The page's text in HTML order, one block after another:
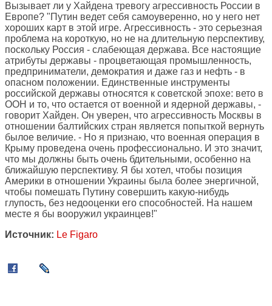
Вызывает ли у Хайдена тревогу агрессивность России в
Европе? "Путин ведет себя самоуверенно, но у него нет
хороших карт в этой игре. Агрессивность - это серьезная
проблема на короткую, но не на длительную перспективу,
поскольку Россия - слабеющая держава. Все настоящие
атрибуты державы - процветающая промышленность,
предприниматели, демократия и даже газ и нефть - в
опасном положении. Единственные инструменты
российской державы относятся к советской эпохе: вето в
ООН и то, что остается от военной и ядерной державы, -
говорит Хайден. Он уверен, что агрессивность Москвы в
отношении балтийских стран является попыткой вернуть
былое величие. - Но я признаю, что военная операция в
Крыму проведена очень профессионально. И это значит,
что мы должны быть очень бдительными, особенно на
ближайшую перспективу. Я бы хотел, чтобы позиция
Америки в отношении Украины была более энергичной,
чтобы помешать Путину совершить какую-нибудь
глупость, без недооценки его способностей. На нашем
месте я бы вооружил украинцев!"
Источник: Le Figaro